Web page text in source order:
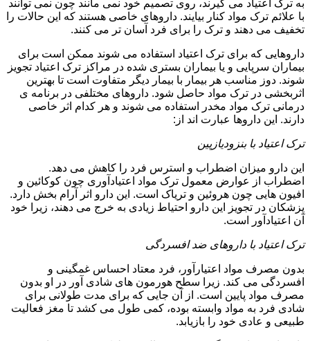
به ترک اعتیاد می گیرند، روی تصمیم خود نمی مانند چون نمی توانند
با علائم ترک مواد کنار بیایند. داروهای خاصی هستند که این حالات را
تخفیف می دهند و ترک را برای فرد آسان تر می کنند.
داروهایی که برای ترک اعتیاد استفاده می شوند ممکن است برای
بیماران سرپایی و یا بیماران بستری شده در مراکز ترک اعتیاد تجویز
شوند. دوز مناسب هر بیمار با بیمار دیگر متفاوت است تا بهترین
اثربخشی در ترک مواد حاصل شود. داروهای مختلفی در برنامه ی
درمانی ترک مواد مخدر استفاده می شوند و هر کدام اثر خاصی
دارند. این داروها عبارت اند از:
ترک اعتیاد با بنزودیازپین
این دارو میزان اضطراب و استرس فرد را کاهش می دهد.
اضطراب از عوارض معمول ترک مواد اعتیادآوری چون کوکائین و
افیون هایی چون هروئین و تریاک است. این دارو اثر آرام بخش دارد.
پزشکان در تجویز این دارو احتیاط زیادی به خرج می دهند، زیرا خود
آن اعتیادآور است.
ترک اعتیاد با داروهای ضد افسردگی
بدون مصرف مواد اعتیارآور، فرد معتاد احساس غمگینی و
افسردگی می کند. زیرا سطح هورمون های شادی آور در او بدون
مصرف مواد پایین است. از آن جایی که برای مدت طولانی برای
شادی فرد به مواد وابسته بوده، کمی طول می کشد تا مغز فعالیت
طبیعی و عادی خود را بازیابد.